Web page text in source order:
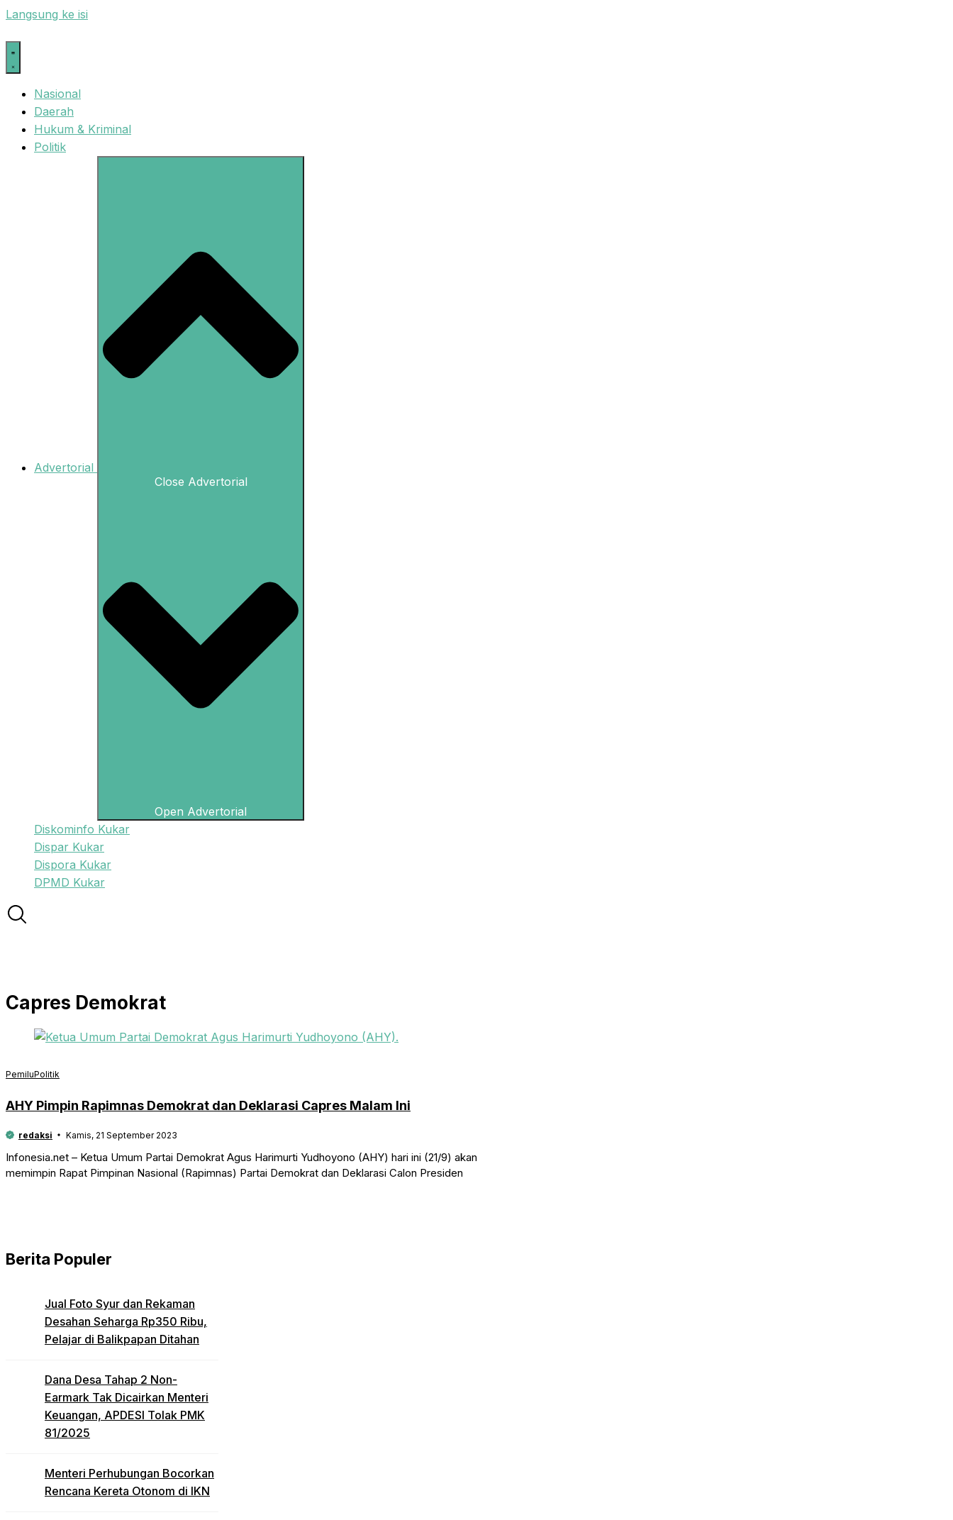
Langsung ke isi
Nasional
Daerah
Hukum & Kriminal
Politik
Advertorial
Close Advertorial
Open Advertorial
Diskominfo Kukar
Dispar Kukar
Dispora Kukar
DPMD Kukar
Capres Demokrat
PemiluPolitik
AHY Pimpin Rapimnas Demokrat dan Deklarasi Capres Malam Ini
redaksi Kamis, 21 September 2023
Infonesia.net – Ketua Umum Partai Demokrat Agus Harimurti Yudhoyono (AHY) hari ini (21/9) akan
memimpin Rapat Pimpinan Nasional (Rapimnas) Partai Demokrat dan Deklarasi Calon Presiden
Berita Populer
Jual Foto Syur dan Rekaman
Desahan Seharga Rp350 Ribu,
Pelajar di Balikpapan Ditahan
Dana Desa Tahap 2 Non-
Earmark Tak Dicairkan Menteri
Keuangan, APDESI Tolak PMK
81/2025
Menteri Perhubungan Bocorkan
Rencana Kereta Otonom di IKN